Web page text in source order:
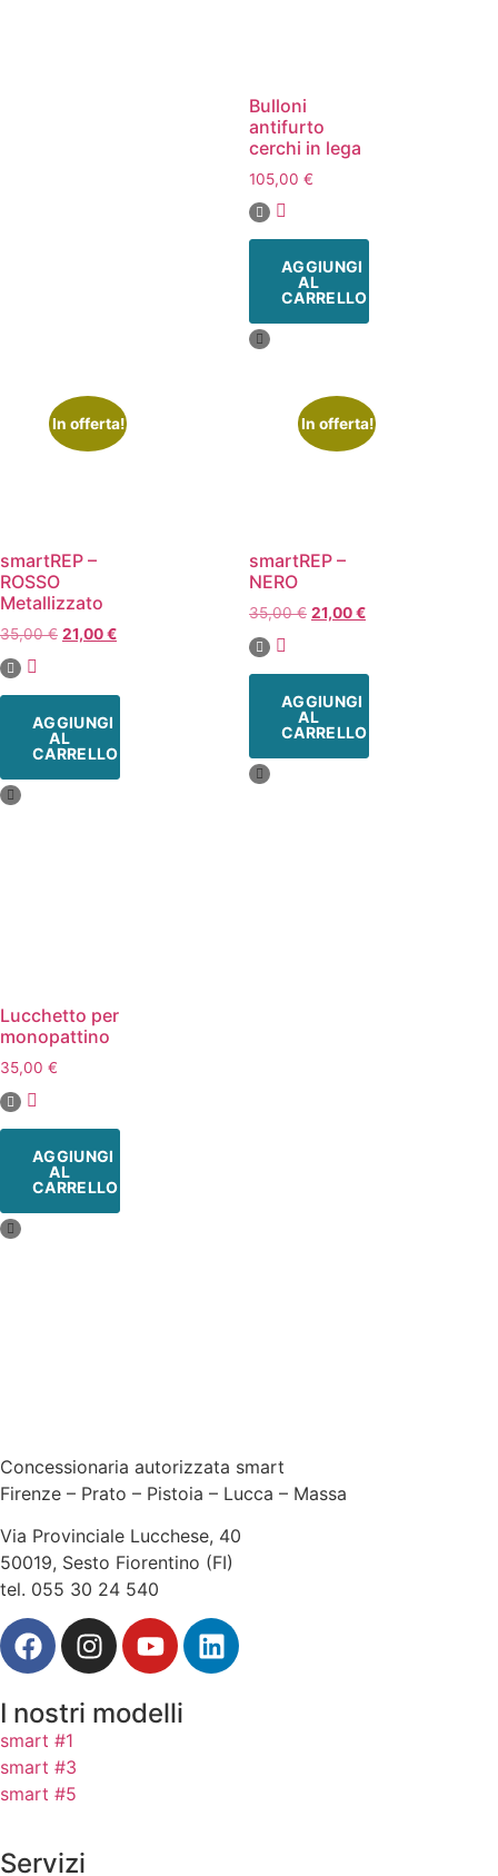
Bulloni
antifurto
cerchi in lega
105,00 €
AGGIUNGI
AL
CARRELLO
In offerta!
smartREP –
ROSSO
Metallizzato
35,00€ 21,00€
AGGIUNGI
AL
CARRELLO
In offerta!
smartREP –
NERO
35,00€ 21,00€
AGGIUNGI
AL
CARRELLO
Lucchetto per
monopattino
35,00 €
AGGIUNGI
AL
CARRELLO
Concessionaria autorizzata smart
Firenze – Prato – Pistoia – Lucca – Massa
Via Provinciale Lucchese, 40
50019, Sesto Fiorentino (FI)
tel. 055 30 24 540
I nostri modelli
smart #1
smart #3
smart #5
Servizi